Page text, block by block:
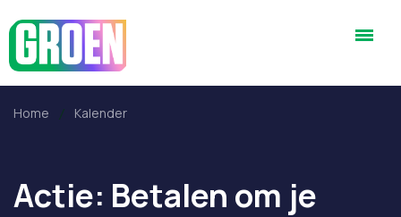
Home Kalender
Actie: Betalen om je